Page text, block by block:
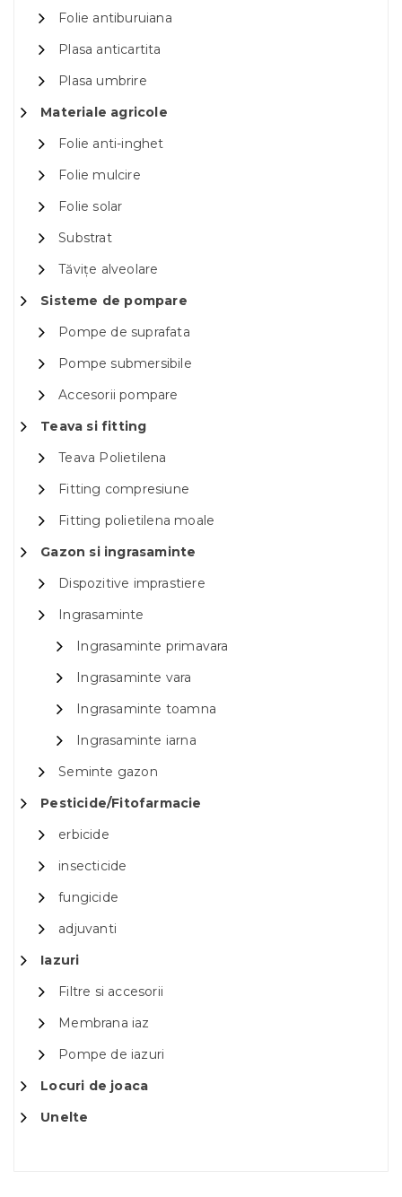
Folie antiburuiana
Plasa anticartita
Plasa umbrire
Materiale agricole
Folie anti-inghet
Folie mulcire
Folie solar
Substrat
Tăvițe alveolare
Sisteme de pompare
Pompe de suprafata
Pompe submersibile
Accesorii pompare
Teava si fitting
Teava Polietilena
Fitting compresiune
Fitting polietilena moale
Gazon si ingrasaminte
Dispozitive imprastiere
Ingrasaminte
Ingrasaminte primavara
Ingrasaminte vara
Ingrasaminte toamna
Ingrasaminte iarna
Seminte gazon
Pesticide/Fitofarmacie
erbicide
insecticide
fungicide
adjuvanti
Iazuri
Filtre si accesorii
Membrana iaz
Pompe de iazuri
Locuri de joaca
Unelte